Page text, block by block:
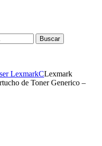
Buscar
LexmarkCLexmark
de Toner Generico –